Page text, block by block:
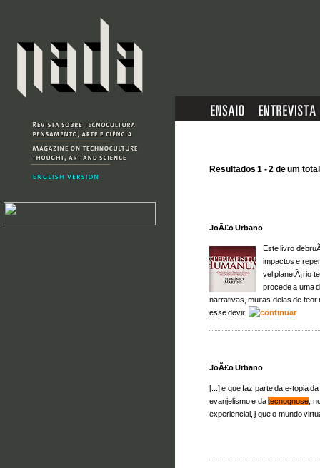
Resultados 1 - 2 de um
JoÃ£o Urbano
Este livro
impactos e
vel planetÃ¡rio
procede a uma
narrativas, muitas delas de teor
esse devir.
JoÃ£o Urbano
[...] e que faz parte da e-topia
evanjelismo e datecnognose ,
experiencial, j que o mundo